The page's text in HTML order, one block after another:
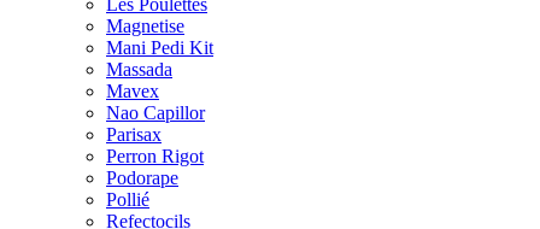
Les Poulettes
Magnetise
Mani Pedi Kit
Massada
Mavex
Nao Capillor
Parisax
Perron Rigot
Podorape
Pollié
Refectocils